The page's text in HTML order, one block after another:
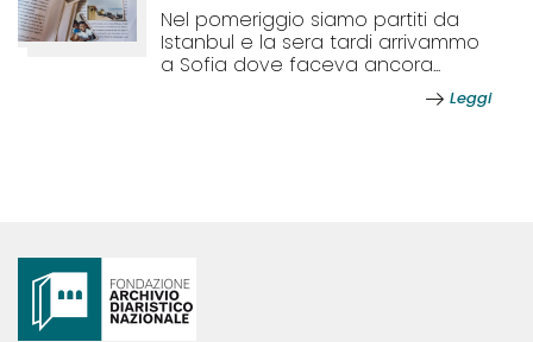
Nel pomeriggio siamo partiti da
Istanbul e la sera tardi arrivammo
a Sofia dove faceva ancora...
Leggi